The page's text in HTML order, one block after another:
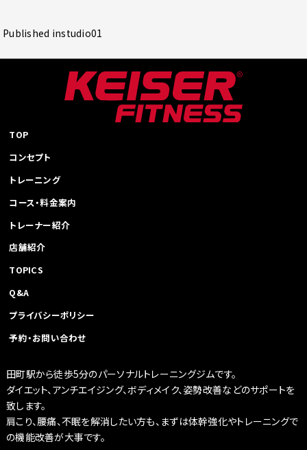
投
ナ
シ
ョ
ン
Published instudio01
TOP
コンセプト
トレーニング
コース・料金案内
トレーナー紹介
店舗紹介
TOPICS
Q&A
プライバシーポリシー
予約・お問い合わせ
田町駅から徒歩5分のパーソナルトレーニングジムです。
ダイエット、アンチエイジング、ボディメイク、姿勢改善などのサポートを
致します。
肩こり、腰痛、不眠を解消したい方も、まずは体幹強化やトレーニングで
の機能改善が大事です。